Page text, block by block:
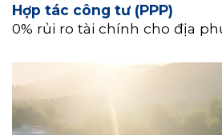
Hợp tác công tư (PPP)
0% rủi ro tài chính cho địa